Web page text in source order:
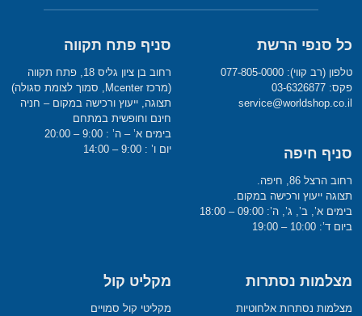
כל סנפי הרשת
טלפון (רב קווי): 077-805-0000
פקס: 03-6326877
service@worldshop.co.il
סניף חיפה
רחוב הרצל 86, חיפה.
תצוגה ייעוץ ורכישה במקום.
בימים א’, ב’, ג’, ה’: 09:00 – 18:00
ביום ד’: 10:00 – 19:00
סניף פתח תקווה
רחוב בן ציון גליס 18, פתח תקווה
(מרכז Mcenter, סמוך לצומת סגולה)
תצוגה, ייעוץ ורכישה במקום – חניה
חינם וחופשית במתחם
בימים א’ – ה’ : 9:00 – 20:00
יום ו’ : 9:00 – 14:00
מצלמות נסתרות
מצלמות נסתרות אלחוטיות
מקליט קול
מקליטי קול סמויים